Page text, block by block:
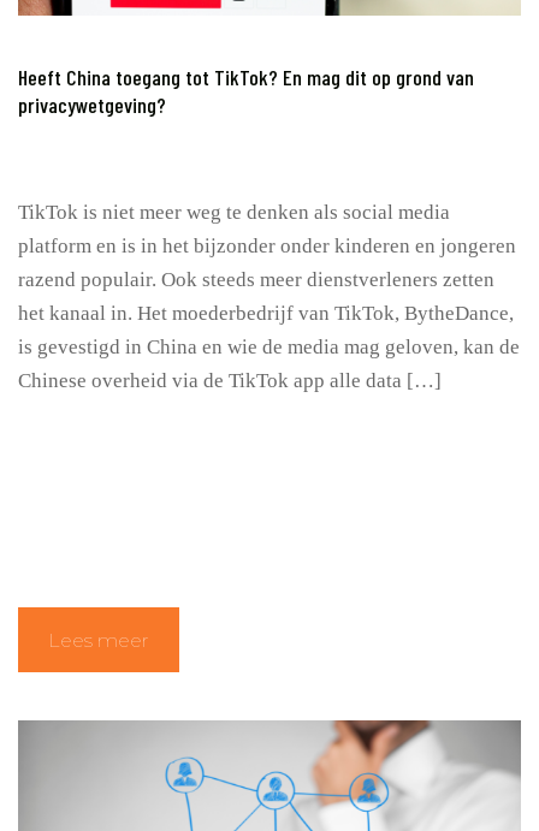
Heeft China toegang tot TikTok? En mag dit op grond van
privacywetgeving?
TikTok is niet meer weg te denken als social media
platform en is in het bijzonder onder kinderen en jongeren
razend populair. Ook steeds meer dienstverleners zetten
het kanaal in. Het moederbedrijf van TikTok, BytheDance,
is gevestigd in China en wie de media mag geloven, kan de
Chinese overheid via de TikTok app alle data […]
Lees meer